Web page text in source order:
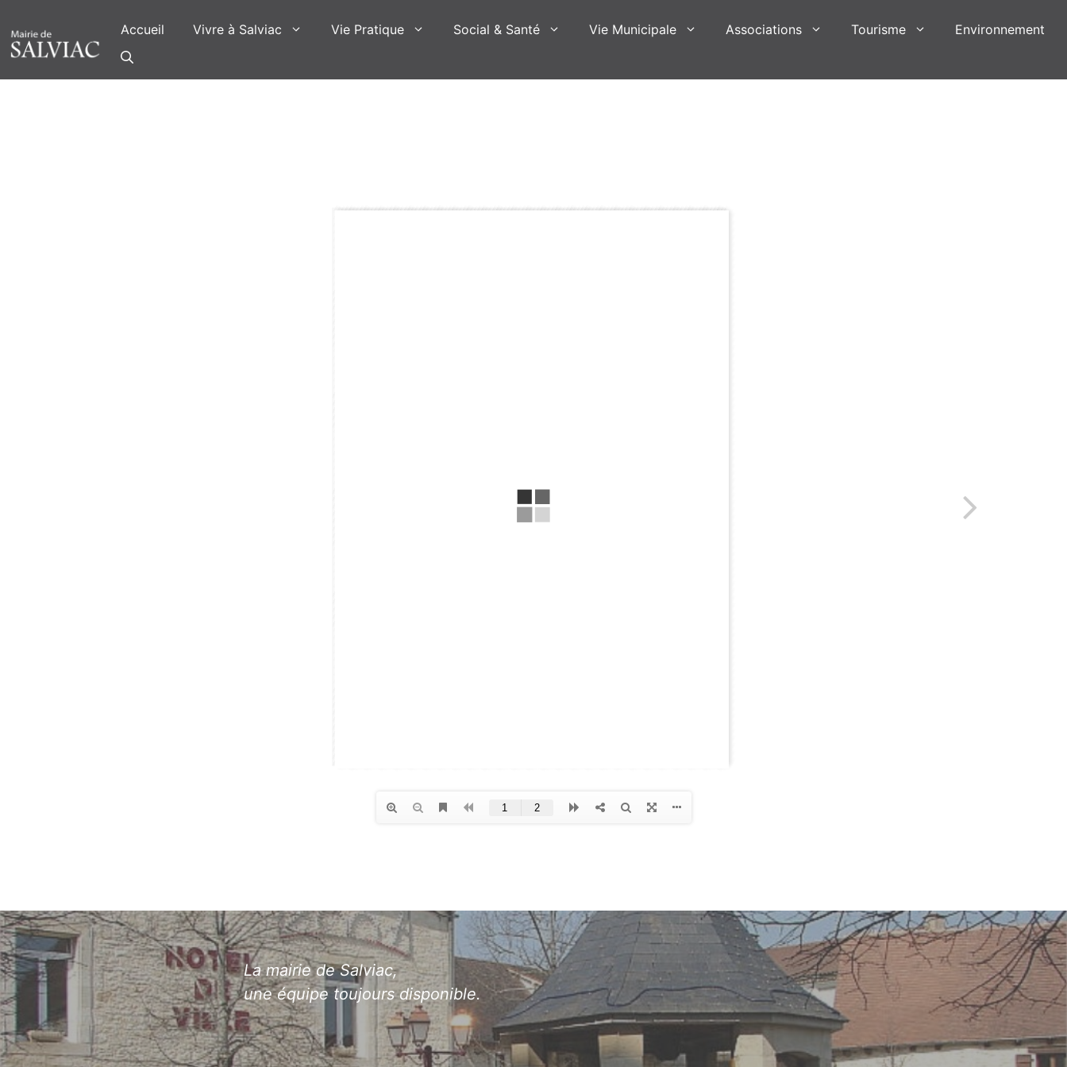
au
contenu
Accueil Vivre à Salviac Vie Pratique Social & Santé Vie Municipale Associations Tourisme Environnement
La mairie de Salviac,
une équipe toujours disponible.